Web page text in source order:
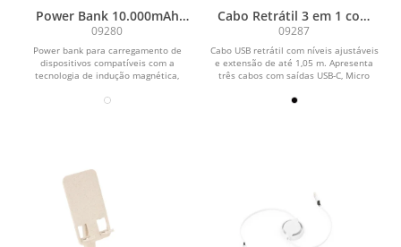
Power Bank 10.000mAh
com Carregamento via
Indução
09280
Power bank para carregamento de
dispositivos compatíveis com a
tecnologia de indução magnética,
Cabo Retrátil 3 em 1 com
Adaptador
09287
Cabo USB retrátil com níveis ajustáveis
e extensão de até 1,05 m. Apresenta
três cabos com saídas USB-C, Micro